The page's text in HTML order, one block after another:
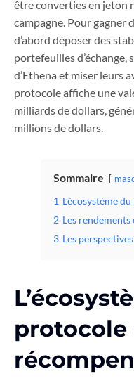
être converties en jeton
campagne. Pour gagner
d’abord déposer des
portefeuilles d’échange,
d’Ethena et miser leurs
protocole affiche une
milliards de dollars,
millions de dollars.
Sommaire
1 L’écosystème
2 Les
3 Les
protocole